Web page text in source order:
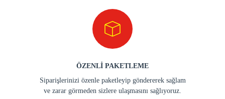
ÖZENLİ PAKETLEME
Siparişlerinizi özenle paketleyip göndererek sağlam
ve zarar görmeden sizlere ulaşmasını sağlıyoruz.